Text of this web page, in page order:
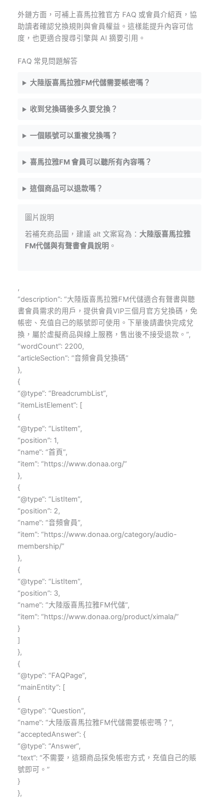
外鏈方面，可補上喜馬拉雅官方 FAQ 或會員介紹頁，協
助讀者確認兌換規則與會員權益。這樣能提升內容可信
度，也更適合搜尋引擎與 AI 摘要引用。
FAQ 常見問題解答
大陸版喜馬拉雅FM代儲需要帳密嗎？
收到兌換碼後多久要兌換？
一個賬號可以重複兌換嗎？
喜馬拉雅FM 會員可以聽所有內容嗎？
這個商品可以退款嗎？
圖片說明
若補充商品圖，建議 alt 文案寫為： 大陸版喜馬拉雅
FM代儲與有聲書會員說明 。
,
“description”: “大陸版喜馬拉雅FM代儲適合有聲書與聽
書會員需求的用戶，提供會員VIP三個月官方兌換碼，免
帳密、充值自己的賬號即可使用。下單後請盡快完成兌
換，屬於虛擬商品與線上服務，售出後不接受退款。”,
“wordCount”: 2200,
“articleSection”: “音頻會員兌換碼”
},
{
“@type”: “BreadcrumbList”,
“itemListElement”: [
{
“@type”: “ListItem”,
“position”: 1,
“name”: “首頁”,
“item”: “https://www.donaa.org/”
},
{
“@type”: “ListItem”,
“position”: 2,
“name”: “音頻會員”,
“item”: “https://www.donaa.org/category/audio-
membership/”
},
{
“@type”: “ListItem”,
“position”: 3,
“name”: “大陸版喜馬拉雅FM代儲”,
“item”: “https://www.donaa.org/product/ximala/”
}
]
},
{
“@type”: “FAQPage”,
“mainEntity”: [
{
“@type”: “Question”,
“name”: “大陸版喜馬拉雅FM代儲需要帳密嗎？”,
“acceptedAnswer”: {
“@type”: “Answer”,
“text”: “不需要，這類商品採免帳密方式，充值自己的賬
號即可。”
}
},